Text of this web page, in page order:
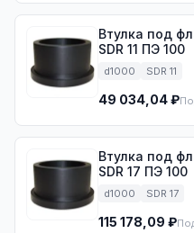
Втулка под
SDR 11 ПЭ 100
d1000 SDR 11
49 034,04 ₽
Втулка под
SDR 17 ПЭ 100
d1000 SDR 17
115 178,09 ₽